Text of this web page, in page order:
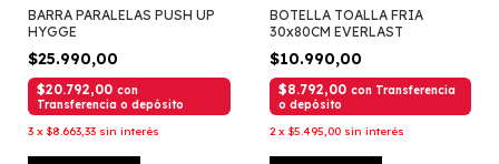
BARRA PARALELAS PUSH UP
HYGGE
$25.990,00
$20.792,00 con
Transferencia o depósito
3 x $8.663,33 sin interés
BOTELLA TOALLA FRIA
30x80CM EVERLAST
$10.990,00
$8.792,00 con Transferencia
o depósito
2 x $5.495,00 sin interés